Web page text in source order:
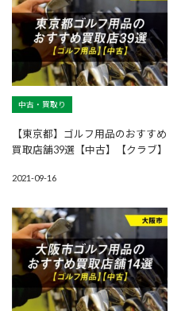
中古・買取り
【東京都】ゴルフ用品のおすすめ
買取店舗39選【中古】【クラブ】
2021-09-16